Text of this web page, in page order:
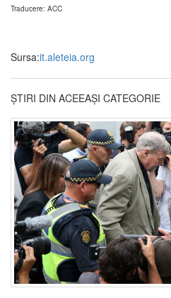
Traducere: ACC
Sursa:it.aleteia.org
ȘTIRI DIN ACEEAȘI CATEGORIE